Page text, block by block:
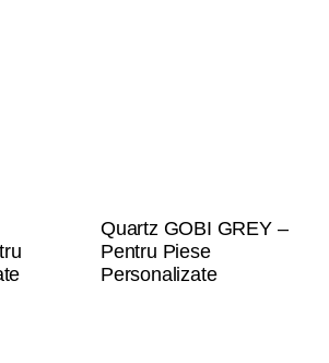
Quartz GOBI GREY –
Pentru Piese
Personalizate